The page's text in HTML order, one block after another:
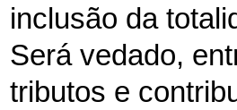
inclusão da
Será vedado,
tributos e